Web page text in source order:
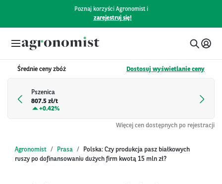
Poznaj korzyści Agronomist i
zarejestruj się!
Średnie ceny zbóż Dostosuj wyświetlanie ceny
Pszenica
807.5 zł/t
+0.42%
Więcej cen dostępnych po rejestracji
Agronomist Prasa
Polska: Czy produkcja pasz białkowych
ruszy po dofinansowaniu dużych firm kwotą 15 mln zł?